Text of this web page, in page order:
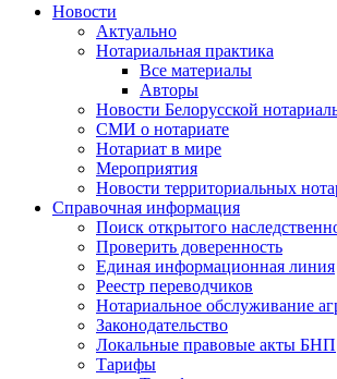
Новости
Актуально
Нотариальная практика
Все материалы
Авторы
Новости Белорусской
СМИ о нотариате
Нотариат в мире
Мероприятия
Новости территориальных
Справочная информация
Поиск открытого
Проверить доверенность
Единая информационная линия
Реестр переводчиков
Нотариальное обслуживание
Законодательство
Локальные правовые акты БНП
Тарифы